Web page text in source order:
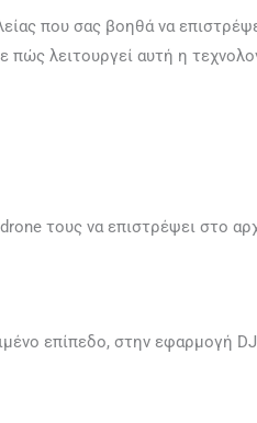
που σας βοηθά να
λειτουργεί αυτή η
τους να επιστρέψει στο
επίπεδο, στην εφαρμογή